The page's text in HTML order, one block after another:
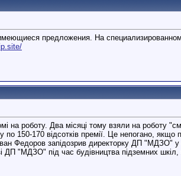
предложения. На
на роботу. Два місяці тому взяли на роботу
150-170 відсотків премії. Це непогано, якщо
Федоров запідозрив директорку ДП "МДЗО" у
ДП "МДЗО" під час будівництва підземних шкіл,